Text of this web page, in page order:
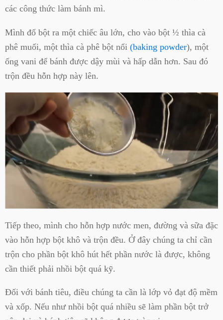
các công thức làm bánh mì.
Mình đổ bột ra một chiếc âu lớn, cho vào bột ½ thìa cà
phê muối, một thìa cà phê bột nổi (baking powder), một
ống vani để bánh được dậy mùi và hấp dẫn hơn. Sau đó
trộn đều hỗn hợp này lên.
Tiếp theo, mình cho hỗn hợp nước men, đường và sữa đặc
vào hỗn hợp bột khô và trộn đều. Ở đây chúng ta chỉ cần
trộn cho phần bột khô hút hết phần nước là được, không
cần thiết phải nhồi bột quá kỹ.
Đối với bánh tiêu, điều chúng ta cần là lớp vỏ đạt độ mềm
và xốp. Nếu như nhồi bột quá nhiều sẽ làm phần bột trở